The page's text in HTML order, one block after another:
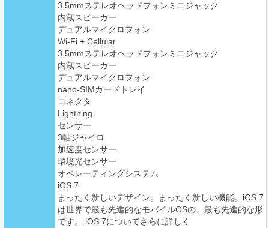
3.5mmステレオヘッドフォンミニジャック
内蔵スピーカー
デュアルマイクロフォン
Wi-Fi + Cellular
3.5mmステレオヘッドフォンミニジャック
内蔵スピーカー
デュアルマイクロフォン
nano-SIMカードトレイ
コネクタ
Lightning
センサー
3軸ジャイロ
加速度センサー
環境光センサー
オペレーティングシステム
iOS 7
まったく新しいデザイン。まったく新しい機能。iOS 7
は世界で最も先進的なモバイルOSの、最も先進的な形
です。 iOS 7についてさらに詳しく